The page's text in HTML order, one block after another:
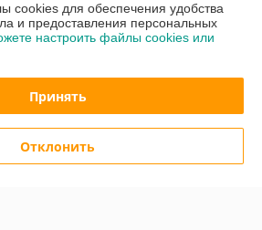
cookies для обеспечения удобства
и предоставления персональных
настроить файлы cookies или
Принять
Отклонить